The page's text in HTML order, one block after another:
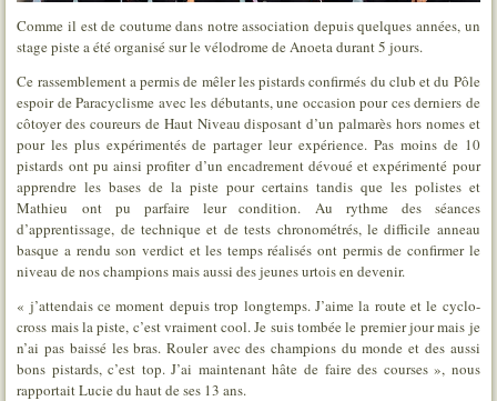
Comme il est de coutume dans notre association depuis quelques années, un
stage piste a été organisé sur le vélodrome de Anoeta durant 5 jours.
Ce rassemblement a permis de mêler les pistards confirmés du club et du Pôle
espoir de Paracyclisme avec les débutants, une occasion pour ces derniers de
côtoyer des coureurs de Haut Niveau disposant d’un palmarès hors nomes et
pour les plus expérimentés de partager leur expérience. Pas moins de 10
pistards ont pu ainsi profiter d’un encadrement dévoué et expérimenté pour
apprendre les bases de la piste pour certains tandis que les polistes et
Mathieu ont pu parfaire leur condition. Au rythme des séances
d’apprentissage, de technique et de tests chronométrés, le difficile anneau
basque a rendu son verdict et les temps réalisés ont permis de confirmer le
niveau de nos champions mais aussi des jeunes urtois en devenir.
« j’attendais ce moment depuis trop longtemps. J’aime la route et le cyclo-
cross mais la piste, c’est vraiment cool. Je suis tombée le premier jour mais je
n’ai pas baissé les bras. Rouler avec des champions du monde et des aussi
bons pistards, c’est top. J’ai maintenant hâte de faire des courses », nous
rapportait Lucie du haut de ses 13 ans.